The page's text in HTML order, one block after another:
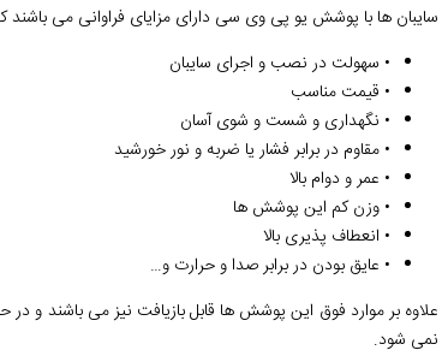
سایبان ها با پوشش یو پی وی سی دارای مزایای فراوانی می باشند
• سهولت در نصب و اجرای سایبان
• قیمت مناسب
• نگهداری و شست و شوی آسان
• مقاوم در برابر فشار یا ضربه و نور خورشید
• عمر و دوام بالا
• وزن کم این پوشش ها
• انعطاف پذیری بالا
• عایق بودن در برابر صدا و حرارت و…
علاوه بر موارد فوق این پوشش ها قابل بازیافت نیز می باشند و
نمی شود.